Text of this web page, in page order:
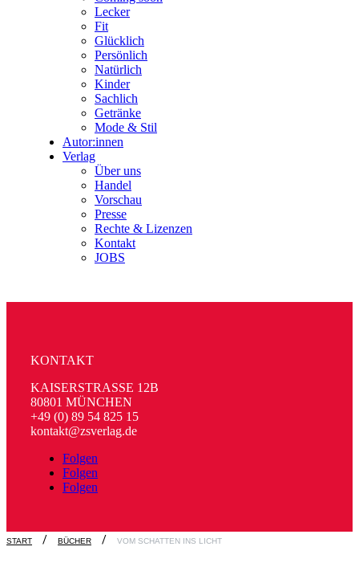
Lecker
Fit
Glücklich
Persönlich
Natürlich
Kinder
Sachlich
Getränke
Mode & Stil
Autor:innen
Verlag
Über uns
Handel
Vorschau
Presse
Rechte & Lizenzen
Kontakt
JOBS
KONTAKT
KAISERSTRASSE 12B
80801 MÜNCHEN
+49 (0) 89 54 825 15
kontakt@zsverlag.de
Folgen
Folgen
Folgen
START BÜCHER VOM SCHATTEN INS LICHT